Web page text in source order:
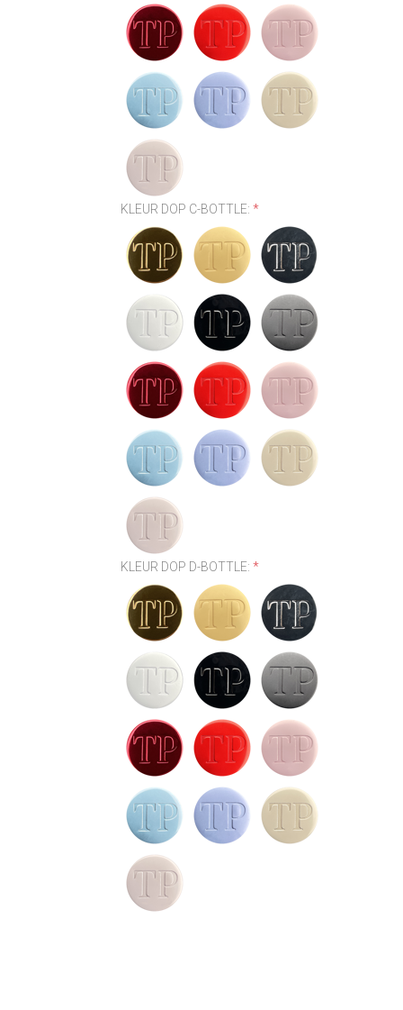
KLEUR DOP C-BOTTLE:*
KLEUR DOP D-BOTTLE:*